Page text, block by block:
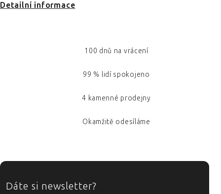
Detailní informace
100 dnů na vrácení
99 % lidí spokojeno
4 kamenné prodejny
Okamžitě odesíláme
ZÁPATÍ
Dáte si newsletter?